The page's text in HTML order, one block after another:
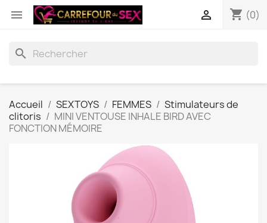
 shopping_cart (0)

search
Accueil SEXTOYS FEMMES
Stimulateurs de
clitoris
MINI VENTOUSE INHALE BIRD AVEC
FONCTION MÉMOIRE